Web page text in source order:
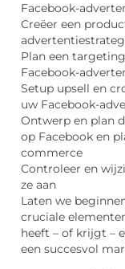
Facebook-
Creëer een
Plan een
Facebook-
Setup upsell en
uw Facebook-
Ontwerp en plan
op Facebook en
commerce
Controleer en
ze aan
Laten we
cruciale
heeft – of krijgt –
een succesvol